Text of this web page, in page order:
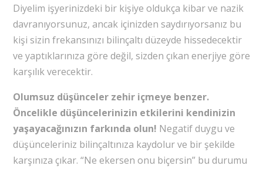
Diyelim işyerinizdeki bir kişiye oldukça kibar ve nazik
davranıyorsunuz, ancak içinizden saydırıyorsanız bu
kişi sizin frekansınızı bilinçaltı düzeyde hissedecektir
ve yaptıklarınıza göre değil, sizden çıkan enerjiye göre
karşılık verecektir.
Olumsuz düşünceler zehir içmeye benzer.
Öncelikle düşüncelerinizin etkilerini kendinizin
yaşayacağınızın farkında olun! Negatif duygu ve
düşünceleriniz bilinçaltınıza kaydolur ve bir şekilde
karşınıza çıkar. “Ne ekersen onu biçersin” bu durumu